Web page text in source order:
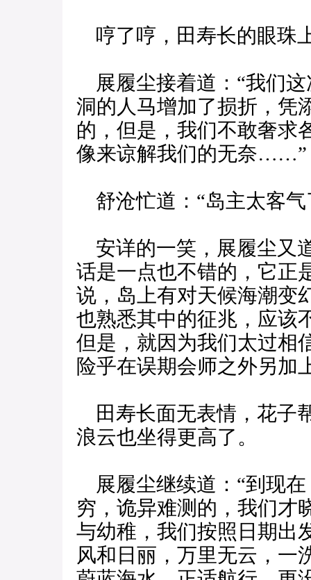
哼了哼，田寿长的眼珠
展履尘接着道：“我们
洞的人马增加了损折，凭
的，但是，我们不敢奢求
像来谅解我们的无奈……”
舒沧忙道：“岛主太客
安详的一笑，展履尘又
话是一点也不错的，它正
说，岛上有对天候海潮变
也熟悉其中的征兆，应该
但是，就因为我们太过相
险乎在误期会师之外另加
田寿长面无表情，花子
浪云也坐得更高了。
展履尘继续道：“到现
穷，诡异难测的，我们才
与幼稚，我们按照日期出
风和日丽，万里无云，一